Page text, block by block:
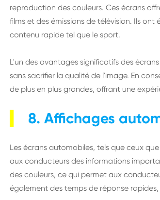
reproduction des couleurs. Ces écrans
films et des émissions de télévision. Ils
contenu rapide tel que le sport.
L'un des avantages significatifs des
sans sacrifier la qualité de l'image. En
de plus en plus grandes, offrant une
8. Affichages
Les écrans automobiles, tels que ceux
aux conducteurs des informations
des couleurs, ce qui permet aux
également des temps de réponse